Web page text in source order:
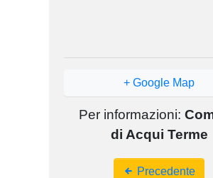
+ Google Map
Per informazioni:
di Acqui Terme
Precedente